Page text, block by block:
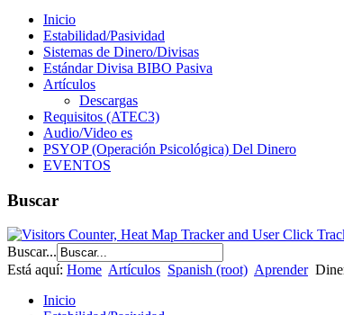
Inicio
Estabilidad/Pasividad
Sistemas de Dinero/Divisas
Estándar Divisa BIBO Pasiva
Artículos
Descargas
Requisitos (ATEC3)
Audio/Video es
PSYOP (Operación Psicológica) Del Dinero
EVENTOS
Buscar
Buscar...
Está aquí: Home Artículos Spanish (root) Aprender
Inicio